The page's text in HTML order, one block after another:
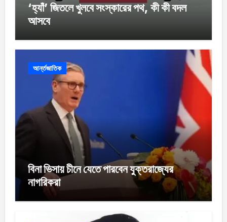
‘হ্যাঁ’ জিতলে খুলবে সংস্কারের পথ, কী কী বদল
আসবে
আর্ন্তজাতিক
বিনা ভিসায় চীনে যেতে পারবেন যুক্তরাজ্যের
নাগরিকরা